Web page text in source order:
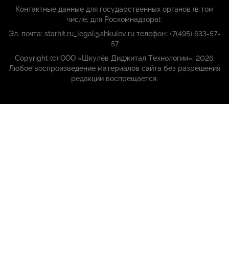
Контактные данные для государственных органов (в том
числе, для Роскомнадзора):
Эл. почта: starhit.ru_legal@shkulev.ru телефон: +7(495) 633-57-
57
Copyright (с) ООО «Шкулёв Диджитал Технологии», 2026.
Любое воспроизведение материалов сайта без разрешения
редакции воспрещается.